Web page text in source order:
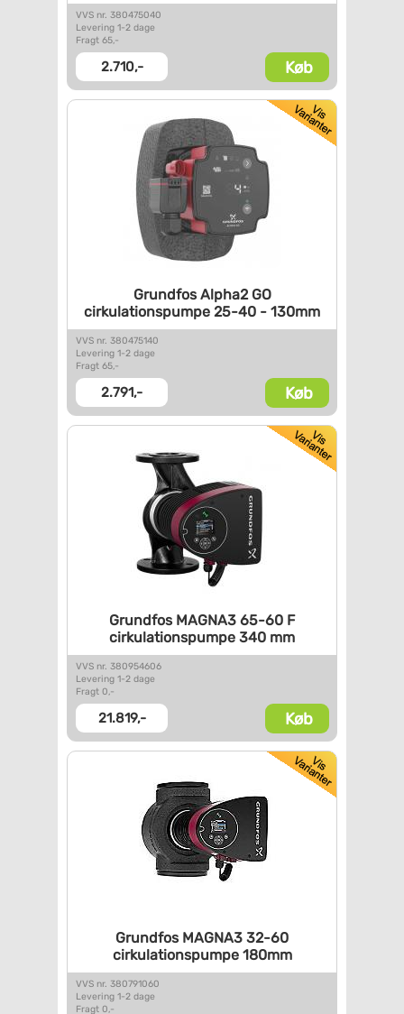
VVS nr. 380475040
Levering 1-2 dage
Fragt 65,-
2.710,- Køb
Grundfos Alpha2 GO
cirkulationspumpe 25-40 - 130mm
VVS nr. 380475140
Levering 1-2 dage
Fragt 65,-
2.791,- Køb
Grundfos MAGNA3 65-60 F
cirkulationspumpe 340 mm
VVS nr. 380954606
Levering 1-2 dage
Fragt 0,-
21.819,- Køb
Grundfos MAGNA3 32-60
cirkulationspumpe 180mm
VVS nr. 380791060
Levering 1-2 dage
Fragt 0,-